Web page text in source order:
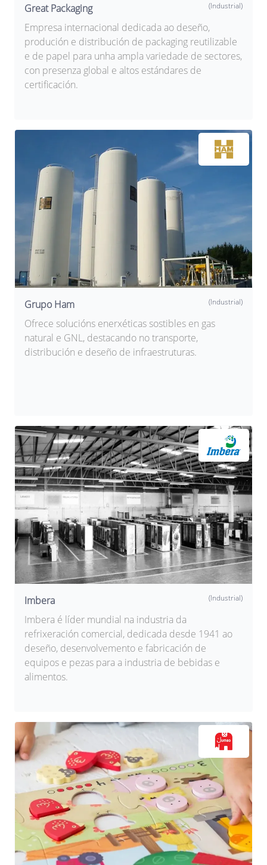
Great Packaging (Industrial)
Empresa internacional dedicada ao deseño,
produción e distribución de packaging reutilizable
e de papel para unha ampla variedade de sectores,
con presenza global e altos estándares de
certificación.
Grupo Ham (Industrial)
Ofrece solucións enerxéticas sostibles en gas
natural e GNL, destacando no transporte,
distribución e deseño de infraestruturas.
Imbera (Industrial)
Imbera é líder mundial na industria da
refrixeración comercial, dedicada desde 1941 ao
deseño, desenvolvemento e fabricación de
equipos e pezas para a industria de bebidas e
alimentos.